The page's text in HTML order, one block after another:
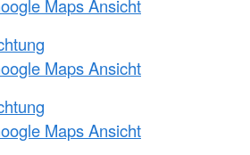
Maps Ansicht
Maps Ansicht
Maps Ansicht